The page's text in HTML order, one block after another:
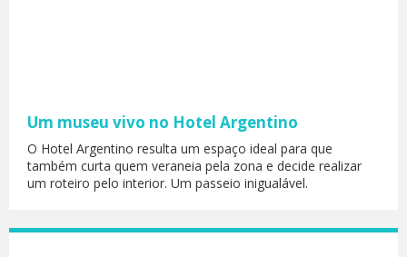
Um museu vivo no Hotel Argentino
O Hotel Argentino resulta um espaço ideal para que
também curta quem veraneia pela zona e decide realizar
um roteiro pelo interior. Um passeio inigualável.